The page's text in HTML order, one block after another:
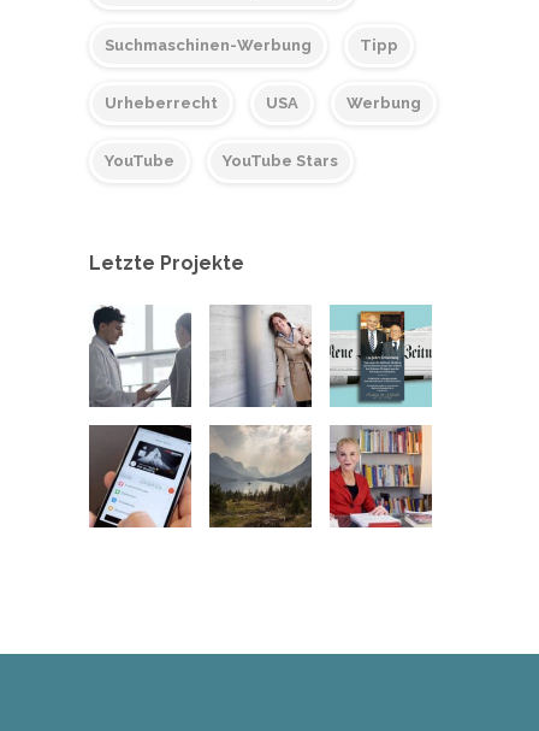
Suchmaschinen-Werbung Tipp
Urheberrecht USA Werbung
YouTube YouTube Stars
Letzte Projekte